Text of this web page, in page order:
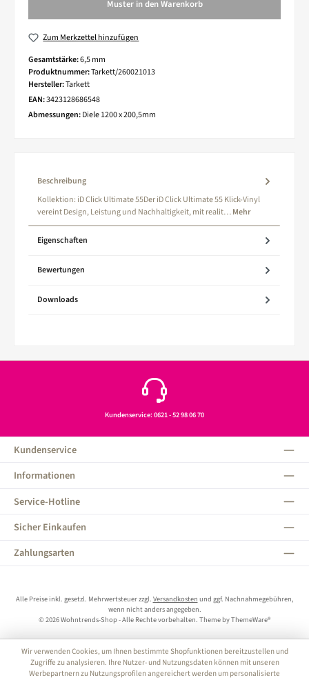
Muster in den Warenkorb
Zum Merkzettel hinzufügen
Gesamtstärke:6,5 mm
Produktnummer:Tarkett/260021013
Hersteller:Tarkett
EAN:3423128686548
Abmessungen:Diele 1200 x 200,5mm
Beschreibung
Kollektion: iD Click Ultimate 55Der iD Click Ultimate 55 Klick-Vinyl
vereint Design, Leistung und Nachhaltigkeit, mit realit…Mehr
Eigenschaften
Bewertungen
Downloads
Kundenservice: 0621 - 52 98 06 70
Kundenservice
Informationen
Service-Hotline
Sicher Einkaufen
Zahlungsarten
Alle Preise inkl. gesetzl. Mehrwertsteuer zzgl. Versandkosten und ggf. Nachnahmegebühren,
wenn nicht anders angegeben.
© 2026 Wohntrends-Shop - Alle Rechte vorbehalten. Theme byThemeWare®
Wir verwenden Cookies, um Ihnen bestimmte Shopfunktionen bereitzustellen und
Zugriffe zu analysieren. Ihre Nutzer- und Nutzungsdaten können mit unseren
Werbepartnern zu Nutzungsprofilen angereichert werden um personalisierte